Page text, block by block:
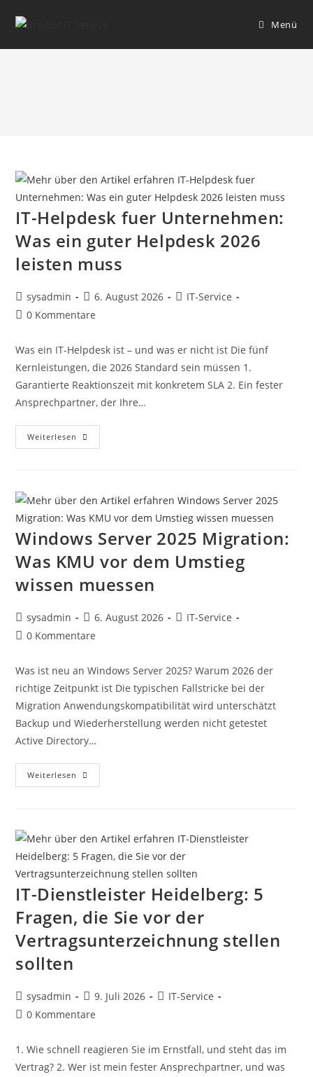
Menü
IT-Helpdesk fuer Unternehmen:
Was ein guter Helpdesk 2026
leisten muss
sysadmin 6. August 2026
IT-Service
0 Kommentare
Was ein IT-Helpdesk ist – und was er nicht ist Die fünf
Kernleistungen, die 2026 Standard sein müssen 1.
Garantierte Reaktionszeit mit konkretem SLA 2. Ein fester
Ansprechpartner, der Ihre…
Weiterlesen
Windows Server 2025 Migration:
Was KMU vor dem Umstieg
wissen muessen
sysadmin 6. August 2026
IT-Service
0 Kommentare
Was ist neu an Windows Server 2025? Warum 2026 der
richtige Zeitpunkt ist Die typischen Fallstricke bei der
Migration Anwendungskompatibilität wird unterschätzt
Backup und Wiederherstellung werden nicht getestet
Active Directory…
Weiterlesen
IT-Dienstleister Heidelberg: 5
Fragen, die Sie vor der
Vertragsunterzeichnung stellen
sollten
sysadmin 9. Juli 2026
IT-Service
0 Kommentare
1. Wie schnell reagieren Sie im Ernstfall, und steht das im
Vertrag? 2. Wer ist mein fester Ansprechpartner, und was